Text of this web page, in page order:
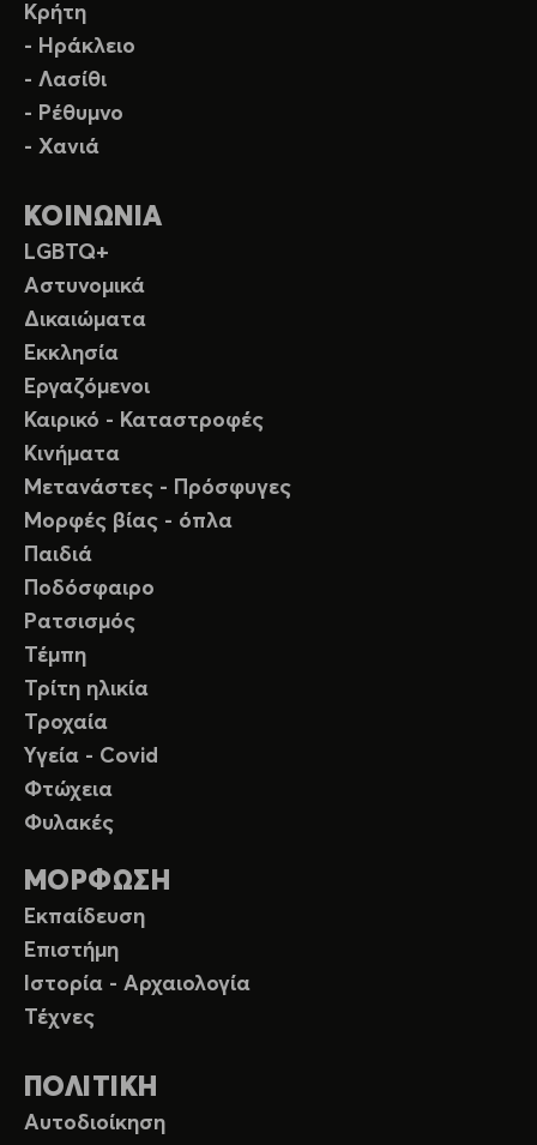
Κρήτη
- Ηράκλειο
- Λασίθι
- Ρέθυμνο
- Χανιά
ΚΟΙΝΩΝΙΑ
LGBTQ+
Αστυνομικά
Δικαιώματα
Εκκλησία
Εργαζόμενοι
Καιρικό - Καταστροφές
Κινήματα
Μετανάστες - Πρόσφυγες
Μορφές βίας - όπλα
Παιδιά
Ποδόσφαιρο
Ρατσισμός
Τέμπη
Τρίτη ηλικία
Τροχαία
Υγεία - Covid
Φτώχεια
Φυλακές
ΜΟΡΦΩΣΗ
Εκπαίδευση
Επιστήμη
Ιστορία - Αρχαιολογία
Τέχνες
ΠΟΛΙΤΙΚΗ
Αυτοδιοίκηση